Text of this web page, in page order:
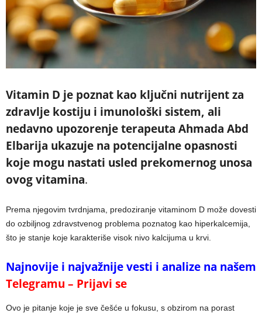
Vitamin D je poznat kao ključni nutrijent za
zdravlje kostiju i imunološki sistem, ali
nedavno upozorenje terapeuta Ahmada Abd
Elbarija ukazuje na potencijalne opasnosti
koje mogu nastati usled prekomernog unosa
ovog vitamina.
Prema njegovim tvrdnjama, predoziranje vitaminom D može dovesti
do ozbiljnog zdravstvenog problema poznatog kao hiperkalcemija,
što je stanje koje karakteriše visok nivo kalcijuma u krvi.
Najnovije i najvažnije vesti i analize na našem
Telegramu – Prijavi se
Ovo je pitanje koje je sve češće u fokusu, s obzirom na porast